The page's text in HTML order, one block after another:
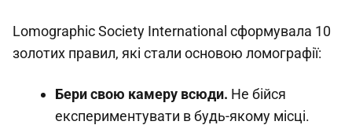
Lomographic Society International сформувала 10
золотих правил, які стали основою ломографії:
Бери свою камеру всюди. Не бійся
експериментувати в будь-якому місці.